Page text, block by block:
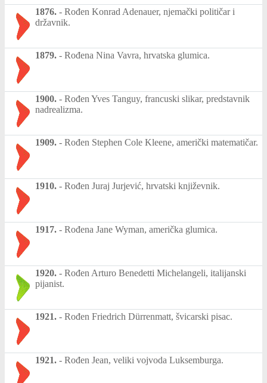
1876. - Rođen Konrad Adenauer, njemački političar i
državnik.
1879. - Rođena Nina Vavra, hrvatska glumica.
1900. - Rođen Yves Tanguy, francuski slikar, predstavnik
nadrealizma.
1909. - Rođen Stephen Cole Kleene, američki matematičar.
1910. - Rođen Juraj Jurjević, hrvatski književnik.
1917. - Rođena Jane Wyman, američka glumica.
1920. - Rođen Arturo Benedetti Michelangeli, italijanski
pijanist.
1921. - Rođen Friedrich Dürrenmatt, švicarski pisac.
1921. - Rođen Jean, veliki vojvoda Luksemburga.